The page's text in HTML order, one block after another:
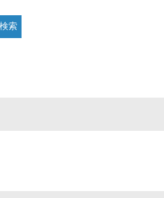
索